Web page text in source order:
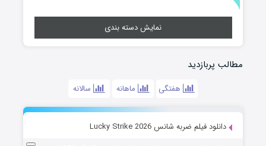
نمایش دسته بندی
مطالب پربازدید
هفتگی ماهانه سالانه
دانلود فیلم ضربه شانس Lucky Strike 2026